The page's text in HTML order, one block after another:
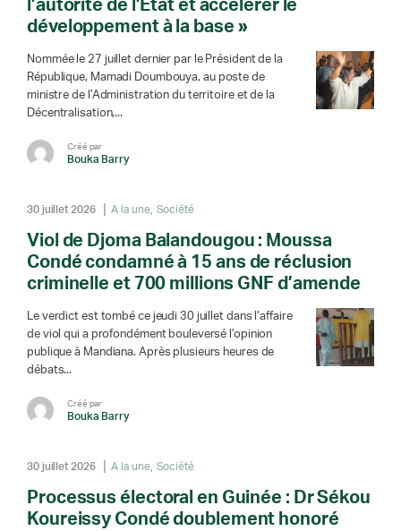
l’autorité de l’État et accélérer le
développement à la base »
Nommée le 27 juillet dernier par le Président de la
République, Mamadi Doumbouya, au poste de
ministre de l’Administration du territoire et de la
Décentralisation,...
Créé par
Bouka Barry
30 juillet 2026 A la une Société
Viol de Djoma Balandougou : Moussa
Condé condamné à 15 ans de réclusion
criminelle et 700 millions GNF d’amende
Le verdict est tombé ce jeudi 30 juillet dans l’affaire
de viol qui a profondément bouleversé l’opinion
publique à Mandiana. Après plusieurs heures de
débats...
Créé par
Bouka Barry
30 juillet 2026 A la une Société
Processus électoral en Guinée : Dr Sékou
Koureissy Condé doublement honoré